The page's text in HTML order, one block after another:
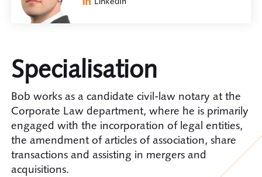
Specialisation
Bob works as a candidate civil-law notary at the
Corporate Law department, where he is primarily
engaged with the incorporation of legal entities,
the amendment of articles of association, share
transactions and assisting in mergers and
acquisitions.